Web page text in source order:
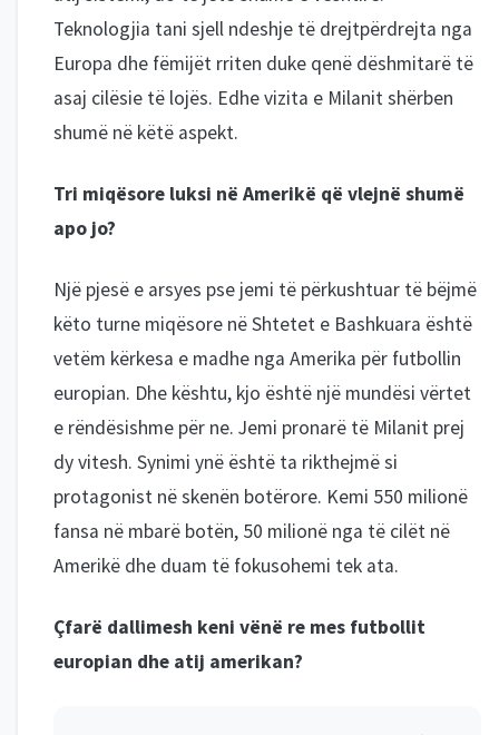
Teknologjia tani sjell ndeshje të drejtpërdrejta nga
Europa dhe fëmijët rriten duke qenë dëshmitarë të
asaj cilësie të lojës. Edhe vizita e Milanit shërben
shumë në këtë aspekt.
Tri miqësore luksi në Amerikë që vlejnë shumë
apo jo?
Një pjesë e arsyes pse jemi të përkushtuar të bëjmë
këto turne miqësore në Shtetet e Bashkuara është
vetëm kërkesa e madhe nga Amerika për futbollin
europian. Dhe kështu, kjo është një mundësi vërtet
e rëndësishme për ne. Jemi pronarë të Milanit prej
dy vitesh. Synimi ynë është ta rikthejmë si
protagonist në skenën botërore. Kemi 550 milionë
fansa në mbarë botën, 50 milionë nga të cilët në
Amerikë dhe duam të fokusohemi tek ata.
Çfarë dallimesh keni vënë re mes futbollit
europian dhe atij amerikan?